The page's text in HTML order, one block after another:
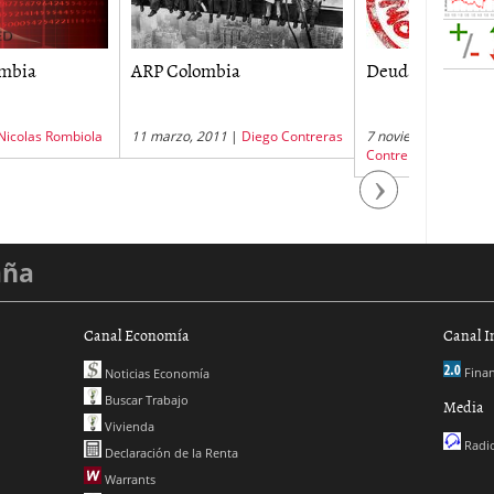
2011|Diego Contreras
Deudas Colombia
7 noviembre, 2011|Diego
Contreras
Next
Canal Economía
Noticias Economía
Buscar Trabajo
Vivienda
Declaración de la Renta
Warrants
Canal
Media